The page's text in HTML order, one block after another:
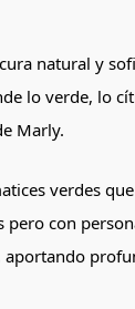
natural y
lo verde, lo
Marly.
verdes
pero con